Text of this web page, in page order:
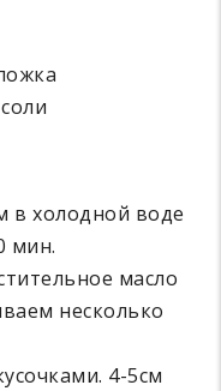
в холодной воде
мин.
масло
несколько
4-5см